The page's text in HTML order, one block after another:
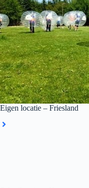
Eigen locatie – Friesland